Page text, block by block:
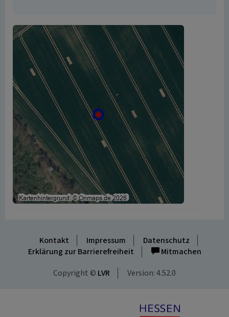
Kontakt Impressum
Datenschutz
Erklärung zur Barrierefreiheit
Mitmachen
Copyright © LVR Version: 4.52.0